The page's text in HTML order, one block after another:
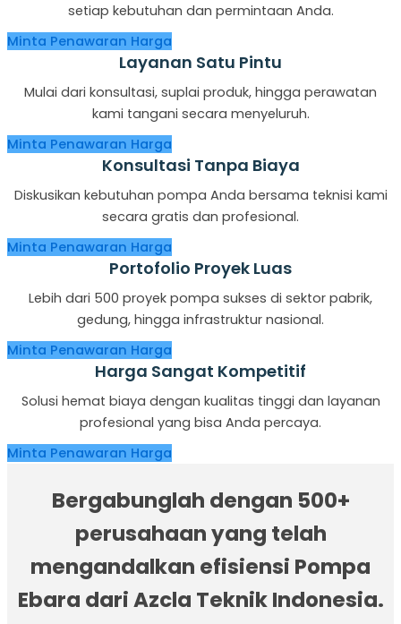
setiap kebutuhan dan permintaan Anda.
Minta Penawaran Harga
Layanan Satu Pintu
Mulai dari konsultasi, suplai produk, hingga perawatan
kami tangani secara menyeluruh.
Minta Penawaran Harga
Konsultasi Tanpa Biaya
Diskusikan kebutuhan pompa Anda bersama teknisi kami
secara gratis dan profesional.
Minta Penawaran Harga
Portofolio Proyek Luas
Lebih dari 500 proyek pompa sukses di sektor pabrik,
gedung, hingga infrastruktur nasional.
Minta Penawaran Harga
Harga Sangat Kompetitif
Solusi hemat biaya dengan kualitas tinggi dan layanan
profesional yang bisa Anda percaya.
Minta Penawaran Harga
Bergabunglah dengan 500+
perusahaan yang telah
mengandalkan efisiensi Pompa
Ebara dari Azcla Teknik Indonesia.